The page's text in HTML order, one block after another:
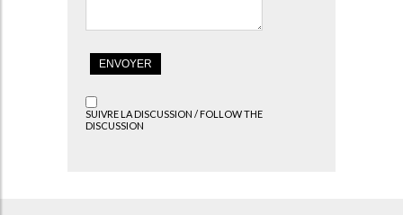
SUIVRE LA DISCUSSION / FOLLOW THE
DISCUSSION